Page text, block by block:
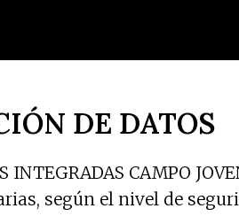
DE DATOS
CAMPO
según el nivel de